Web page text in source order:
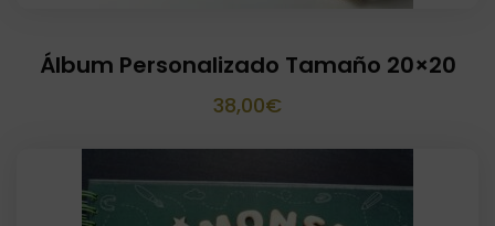
Álbum Personalizado Tamaño 20×20
38,00€